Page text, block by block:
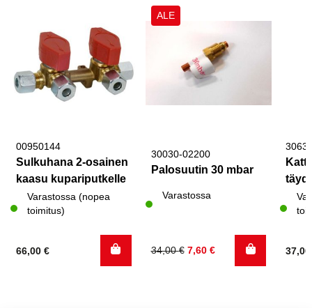
00950144
Sulkuhana 2-osainen
kaasu kupariputkelle
Varastossa (nopea
toimitus)
66,00 €
ALE
30030-02200
Palosuutin 30 mbar
Varastossa
34,00€
Alkuperäinen
7,60 €
Nykyinen